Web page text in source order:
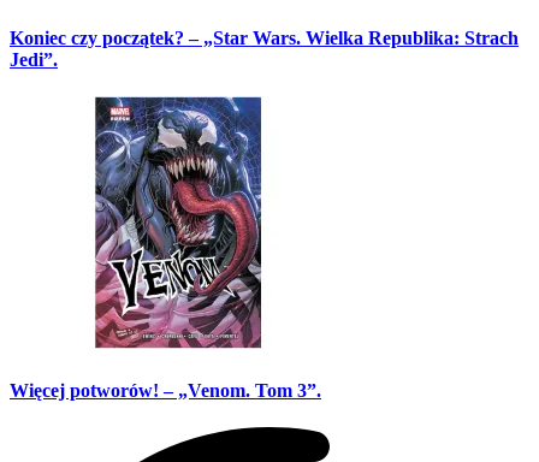
Koniec czy początek? – „Star Wars. Wielka Republika: Strach
Jedi”.
Więcej potworów! – „Venom. Tom 3”.